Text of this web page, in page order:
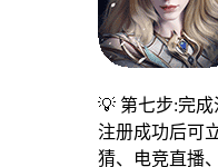
💡 第七步:完
注册成功后可
猜、电竞直播